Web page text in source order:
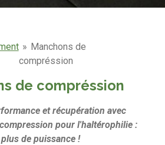
» Manchons de
compréssion
de compréssion
et récupération avec
pour l'haltérophilie :
de puissance !